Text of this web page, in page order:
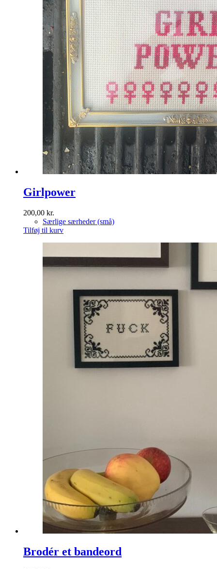
Girlpower
200,00 kr.
Særlige særheder (små)
Tilføj til kurv
Brodér et bandeord